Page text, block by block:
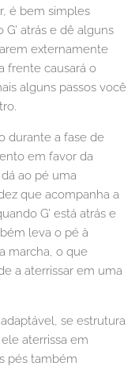
é bem simples
atrás e dê alguns
externamente
frente causará o
alguns passos você
durante a fase de
em favor da
ao pé uma
que acompanha a
G’ está atrás e
leva o pé à
marcha, o que
a aterrissar em uma
se estrutura
aterrissa em
pés também